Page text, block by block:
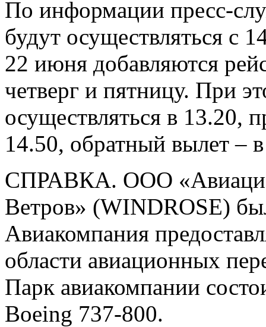
По информации пресс-
будут осуществляться с
22 июня добавляются
четверг и пятницу. При
осуществляться в 13.20,
14.50, обратный вылет –
СПРАВКА. ООО
Ветров» (WINDROSE)
Авиакомпания
области авиационных
Парк авиакомпании
Boeing 737-800.